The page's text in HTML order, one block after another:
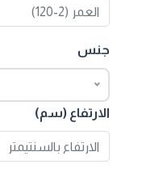
جنس
الارتفاع (سم)